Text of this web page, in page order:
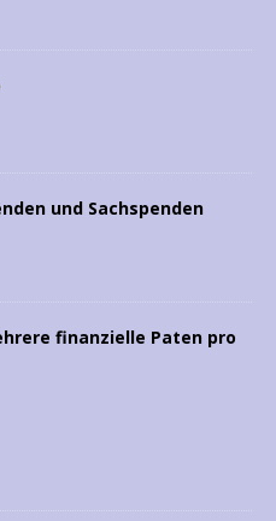
und Sachspenden
finanzielle Paten pro